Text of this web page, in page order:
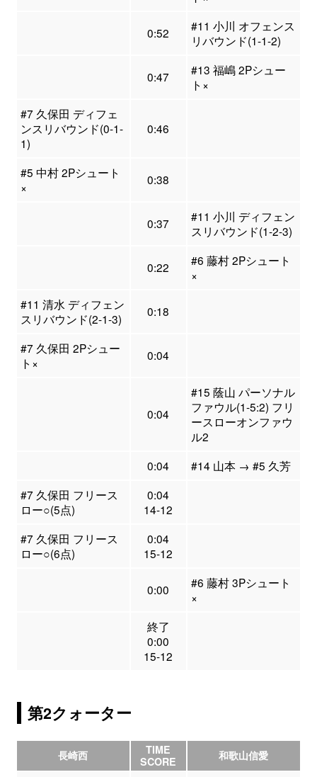
0:52
#11 小川 オフェンス
リバウンド(1-1-2)
0:47
#13 福嶋 2Pシュー
ト×
#7 久保田 ディフェ
ンスリバウンド(0-1-
1)
0:46
#5 中村 2Pシュート
×
0:38
0:37
#11 小川 ディフェン
スリバウンド(1-2-3)
0:22
#6 藤村 2Pシュート
×
#11 清水 ディフェン
スリバウンド(2-1-3)
0:18
#7 久保田 2Pシュー
ト×
0:04
0:04
#15 蔭山 パーソナル
ファウル(1-5:2) フリ
ースローオンファウ
ル2
0:04
#14 山本 → #5 久芳
#7 久保田 フリース
ロー○(5点)
0:04
14-12
#7 久保田 フリース
ロー○(6点)
0:04
15-12
0:00
#6 藤村 3Pシュート
×
終了
0:00
15-12
第2クォーター
長崎西
TIME
SCORE
和歌山信愛